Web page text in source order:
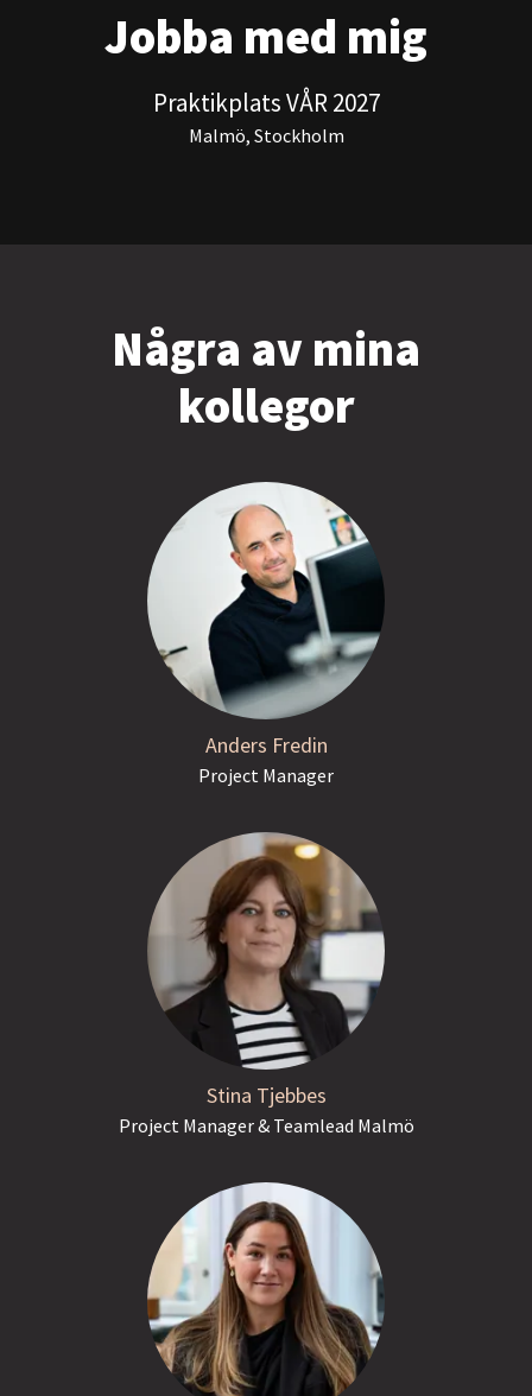
Jobba med mig
Praktikplats VÅR 2027
Malmö, Stockholm
Några av mina
kollegor
Anders Fredin
Project Manager
Stina Tjebbes
Project Manager & Teamlead Malmö